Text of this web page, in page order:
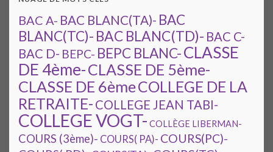
BAC A- BAC BLANC(TA)- BAC
BLANC(TC)- BAC BLANC(TD)- BAC C-
BAC D- BEPC- BEPC BLANC-CLASSE
DE 4ème-CLASSE DE 5ème-
CLASSE DE 6èmeCOLLEGE DE LA
RETRAITE- COLLEGE JEAN TABI-
COLLEGE VOGT- COLLÈGE LIBERMAN-
COURS (3ème)- COURS( PA)- COURS(PC)-